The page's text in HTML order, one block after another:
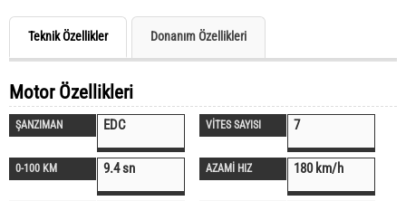
Teknik Özellikler Donanım Özellikleri
Motor Özellikleri
ŞANZIMAN EDC VİTES SAYISI 7
0-100 KM 9.4 sn AZAMİ HIZ 180 km/h